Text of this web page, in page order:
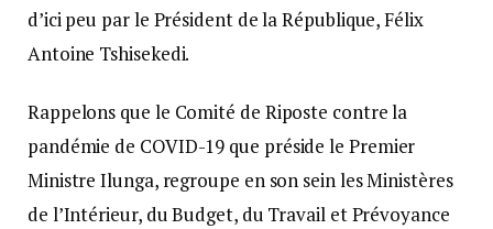
d’ici peu par le Président de la République, Félix
Antoine Tshisekedi.
Rappelons que le Comité de Riposte contre la
pandémie de COVID-19 que préside le Premier
Ministre Ilunga, regroupe en son sein les Ministères
de l’Intérieur, du Budget, du Travail et Prévoyance